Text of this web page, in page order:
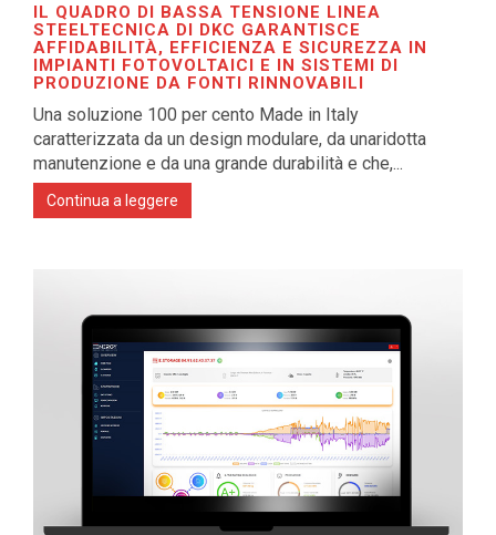
IL QUADRO DI BASSA TENSIONE LINEA
STEELTECNICA DI DKC GARANTISCE
AFFIDABILITÀ, EFFICIENZA E SICUREZZA IN
IMPIANTI FOTOVOLTAICI E IN SISTEMI DI
PRODUZIONE DA FONTI RINNOVABILI
Una soluzione 100 per cento Made in Italy
caratterizzata da un design modulare, da unaridotta
manutenzione e da una grande durabilità e che,...
Continua a leggere